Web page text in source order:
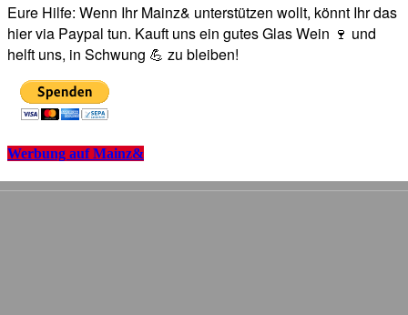
Eure Hilfe: Wenn Ihr Mainz& unterstützen wollt, könnt Ihr das
hier via Paypal tun. Kauft uns ein gutes Glas Wein 🍷 und
helft uns, in Schwung 💪 zu bleiben!
Werbung auf Mainz&